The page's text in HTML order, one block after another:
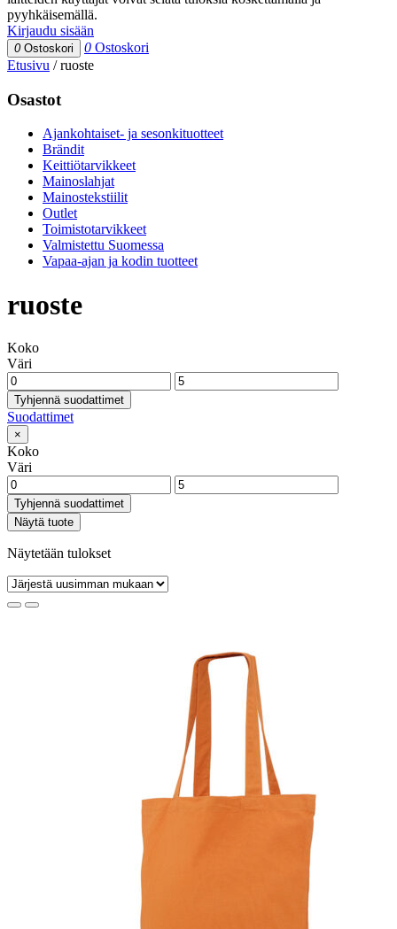
pyyhkäisemällä.
Kirjaudu sisään
0 Ostoskori 0 Ostoskori
Etusivu /ruoste
Osastot
Ajankohtaiset- ja sesonkituotteet
Brändit
Keittiötarvikkeet
Mainoslahjat
Mainostekstiilit
Outlet
Toimistotarvikkeet
Valmistettu Suomessa
Vapaa-ajan ja kodin tuotteet
ruoste
Koko
Väri
Tyhjennä suodattimet
Suodattimet
×
Koko
Väri
Tyhjennä suodattimet
Näytä tuote
Näytetään tulokset